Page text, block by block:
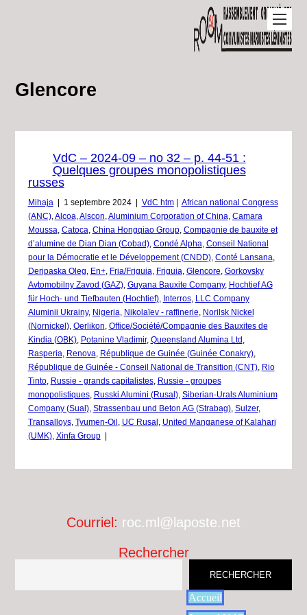
Glencore
VdC – 2024-09 – no 32 – p. 44-51 :
Quelques groupes monopolistiques
russes
Mihaja 1 septembre 2024 VdC htm
African national Congress
(ANC), Alcoa Alscon Aluminium Corporation of China Camara
Moussa Catoca China Hongqiao Group, Compagnie de bauxite et
d’alumine de Dian Dian (Cobad), Condé Alpha Conseil National
pour la Démocratie et le Développement (CNDD), Conté Lansana
Deripaska Oleg
En+, Fria/Friguia Friguia Glencore Gorkovsky
Avtomobilny Zavod (GAZ), Guyana Bauxite Company, Hochtief AG
für Hoch- und Tiefbauten (Hochtief), Interros,
LLC Company
Aluminii Ukrainy, Nigeria Nikolaïev - raffinerie
Norilsk Nickel
(Nornickel), Oerlikon Office/Société/Compagnie des Bauxites de
Kindia (OBK), Potanine Vladimir, Queensland Alumina Ltd
Rasperia
Renova République de Guinée (Guinée Conakry),
République de Guinée - Conseil National de Transition (CNT),
Rio
Tinto, Russie - grands capitalistes,
Russie - groupes
monopolistiques, Russki Alumini (Rusal), Siberian-Urals Aluminium
Company (Sual), Strassenbau und Beton AG (Strabag), Sulzer,
Transalloys, Tyumen-Oil UC Rusal
United Manganese of Kalahari
(UMK), Xinfa Group
Courriel: roc.ml@laposte.net
Rechercher
RECHERCHER
Accueil